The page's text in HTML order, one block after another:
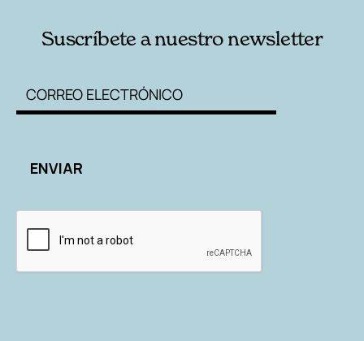
Suscríbete a nuestro newsletter